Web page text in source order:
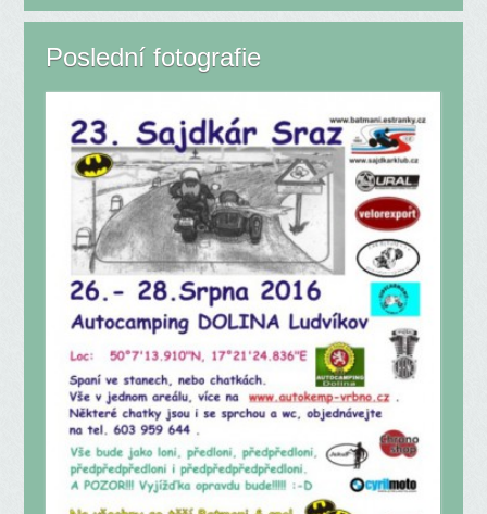
Poslední fotografie